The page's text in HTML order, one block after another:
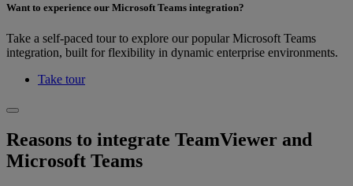
Want to experience our Microsoft Teams integration?
Take a self-paced tour to explore our popular Microsoft Teams
integration, built for flexibility in dynamic enterprise environments.
Take tour
Reasons to integrate TeamViewer and
Microsoft Teams